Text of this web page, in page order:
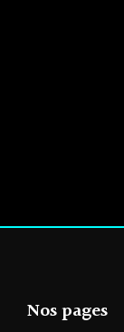
Nos pages